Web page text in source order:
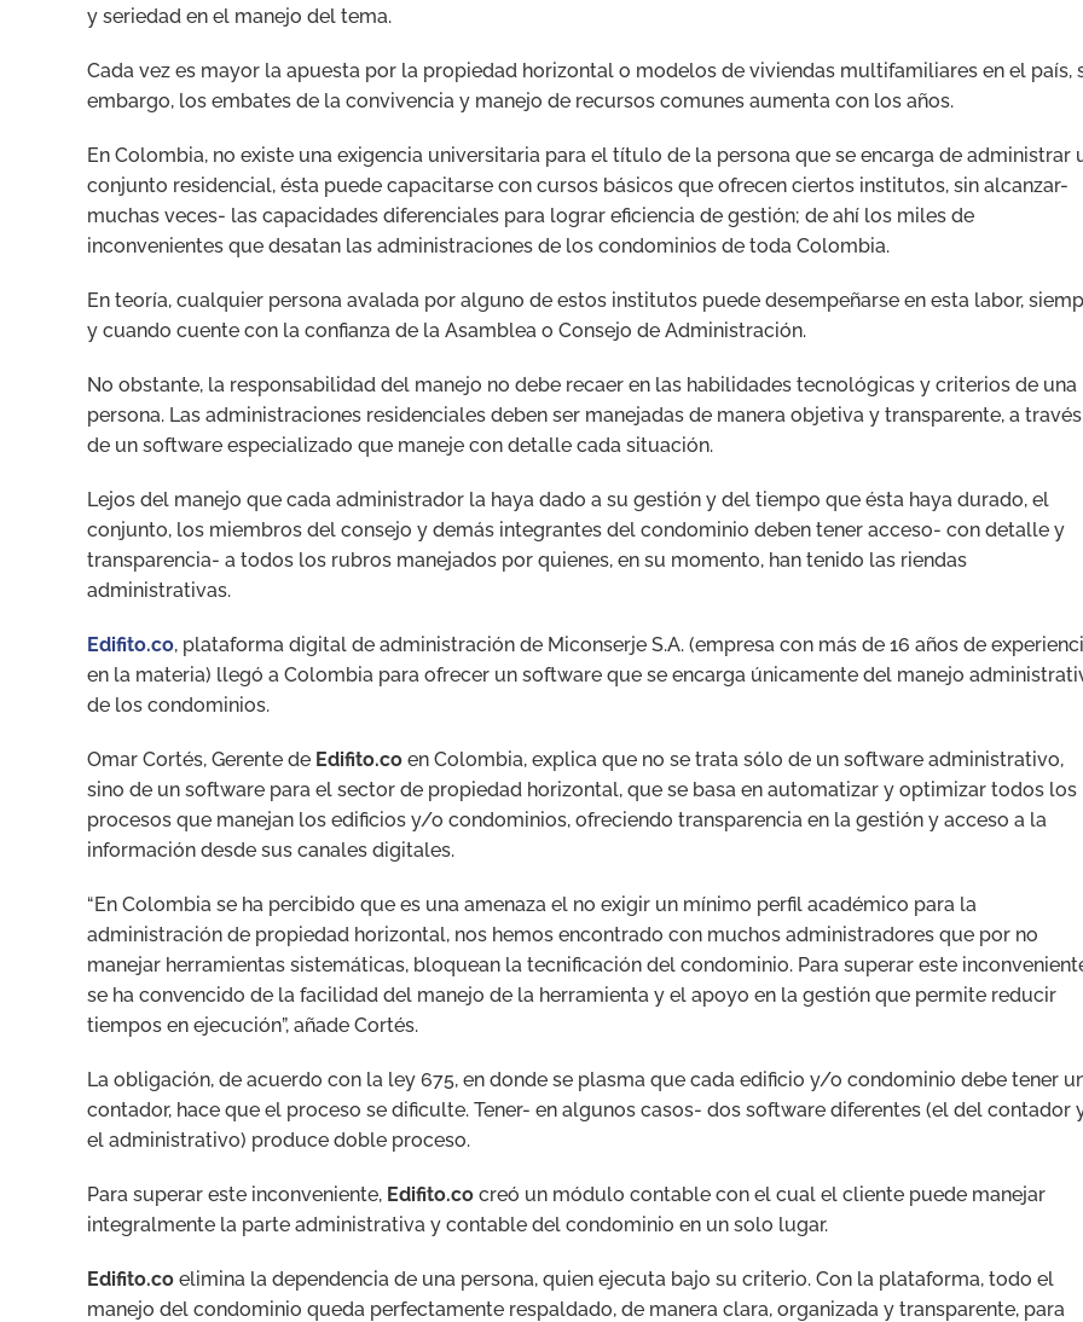
y seriedad en el manejo del tema.
Cada vez es mayor la apuesta por la propiedad horizontal o modelos de viviendas multifamiliares en el país,
embargo, los embates de la convivencia y manejo de recursos comunes aumenta con los años.
En Colombia, no existe una exigencia universitaria para el título de la persona que se encarga de administrar
conjunto residencial, ésta puede capacitarse con cursos básicos que ofrecen ciertos institutos, sin alcanzar-
muchas veces- las capacidades diferenciales para lograr eficiencia de gestión; de ahí los miles de
inconvenientes que desatan las administraciones de los condominios de toda Colombia.
En teoría, cualquier persona avalada por alguno de estos institutos puede desempeñarse en esta labor,
y cuando cuente con la confianza de la Asamblea o Consejo de Administración.
No obstante, la responsabilidad del manejo no debe recaer en las habilidades tecnológicas y criterios de una
persona. Las administraciones residenciales deben ser manejadas de manera objetiva y transparente, a través
de un software especializado que maneje con detalle cada situación.
Lejos del manejo que cada administrador la haya dado a su gestión y del tiempo que ésta haya durado, el
conjunto, los miembros del consejo y demás integrantes del condominio deben tener acceso- con detalle y
transparencia- a todos los rubros manejados por quienes, en su momento, han tenido las riendas
administrativas.
Edifito.co, plataforma digital de administración de Miconserje S.A. (empresa con más de 16 años de
en la materia) llegó a Colombia para ofrecer un software que se encarga únicamente del manejo
de los condominios.
Omar Cortés, Gerente de Edifito.co en Colombia, explica que no se trata sólo de un software administrativo,
sino de un software para el sector de propiedad horizontal, que se basa en automatizar y optimizar todos los
procesos que manejan los edificios y/o condominios, ofreciendo transparencia en la gestión y acceso a la
información desde sus canales digitales.
“En Colombia se ha percibido que es una amenaza el no exigir un mínimo perfil académico para la
administración de propiedad horizontal, nos hemos encontrado con muchos administradores que por no
manejar herramientas sistemáticas, bloquean la tecnificación del condominio. Para superar este
se ha convencido de la facilidad del manejo de la herramienta y el apoyo en la gestión que permite reducir
tiempos en ejecución”, añade Cortés.
La obligación, de acuerdo con la ley 675, en donde se plasma que cada edificio y/o condominio debe tener
contador, hace que el proceso se dificulte. Tener- en algunos casos- dos software diferentes (el del contador
el administrativo) produce doble proceso.
Para superar este inconveniente, Edifito.co creó un módulo contable con el cual el cliente puede manejar
integralmente la parte administrativa y contable del condominio en un solo lugar.
Edifito.co elimina la dependencia de una persona, quien ejecuta bajo su criterio. Con la plataforma, todo el
manejo del condominio queda perfectamente respaldado, de manera clara, organizada y transparente, para